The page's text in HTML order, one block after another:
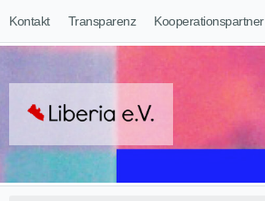
Kontakt Transparenz Kooperationspartner